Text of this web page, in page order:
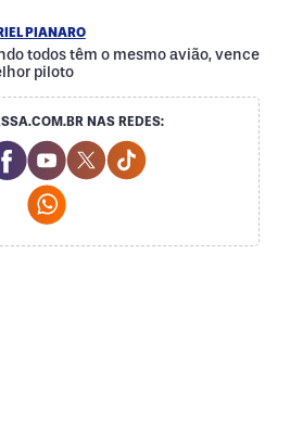
PIANARO
todos têm o mesmo avião, vence
piloto
NAS REDES:
Social Media
Facebook Social Media
Youtube Social Media
Twitter Social Media
Tiktok Social